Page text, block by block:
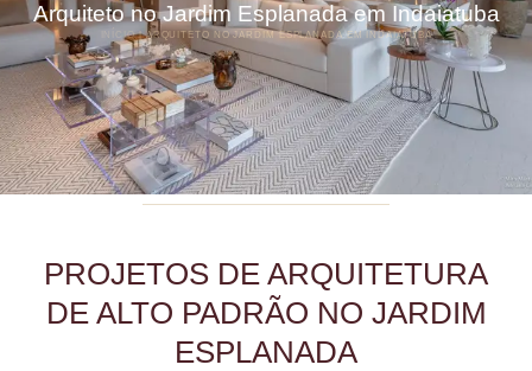
Arquiteto no Jardim Esplanada em Indaiatuba
INÍCIO|ARQUITETO NO JARDIM ESPLANADA EM INDAIATUBA
PROJETOS DE ARQUITETURA
DE ALTO PADRÃO NO JARDIM
ESPLANADA